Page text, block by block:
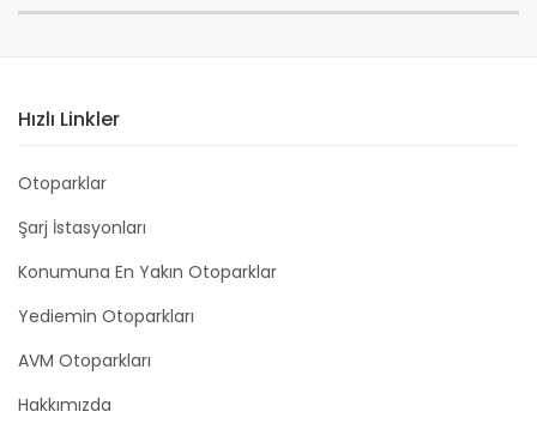
Hızlı Linkler
Otoparklar
Şarj İstasyonları
Konumuna En Yakın Otoparklar
Yediemin Otoparkları
AVM Otoparkları
Hakkımızda